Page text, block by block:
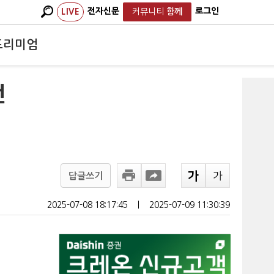
LIVE 전자신문 커뮤니티 함께 로그인
리미엄
답글쓰기
2025-07-08 18:17:45 2025-07-09 11:30:39